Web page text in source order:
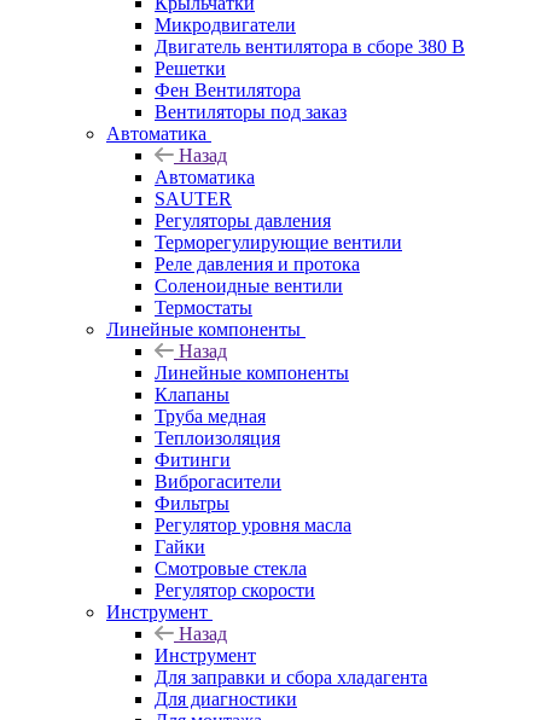
Микродвигатели
Двигатель вентилятора в сборе 380 В
Решетки
Фен Вентилятора
Вентиляторы под заказ
Автоматика
Назад
Автоматика
SAUTER
Регуляторы давления
Терморегулирующие вентили
Реле давления и протока
Соленоидные вентили
Термостаты
Линейные компоненты
Назад
Линейные компоненты
Клапаны
Труба медная
Теплоизоляция
Фитинги
Виброгасители
Фильтры
Регулятор уровня масла
Гайки
Смотровые стекла
Регулятор скорости
Инструмент
Назад
Инструмент
Для заправки и сбора хладагента
Для диагностики